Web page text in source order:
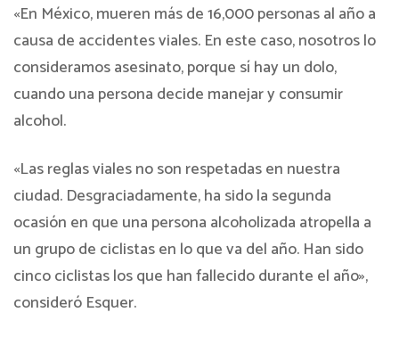
«En México, mueren más de 16,000 personas al año a
causa de accidentes viales. En este caso, nosotros lo
consideramos asesinato, porque sí hay un dolo,
cuando una persona decide manejar y consumir
alcohol.
«Las reglas viales no son respetadas en nuestra
ciudad. Desgraciadamente, ha sido la segunda
ocasión en que una persona alcoholizada atropella a
un grupo de ciclistas en lo que va del año. Han sido
cinco ciclistas los que han fallecido durante el año»,
consideró Esquer.